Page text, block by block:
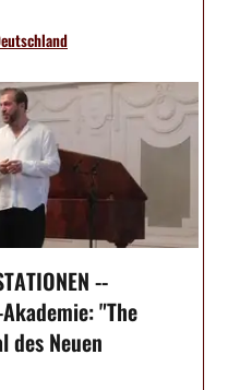
--
"The
des Neuen